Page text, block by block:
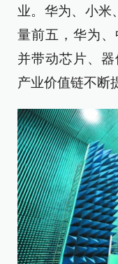
业。华为、小米
量前五，华为、
并带动芯片、
产业价值链不断